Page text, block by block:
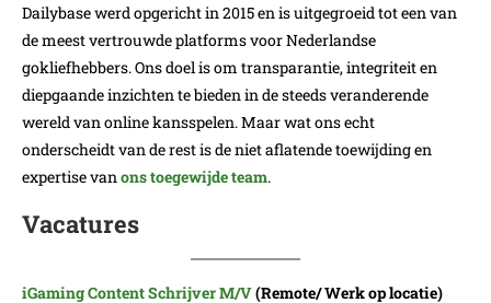
Dailybase werd opgericht in 2015 en is uitgegroeid tot een van
de meest vertrouwde platforms voor Nederlandse
gokliefhebbers. Ons doel is om transparantie, integriteit en
diepgaande inzichten te bieden in de steeds veranderende
wereld van online kansspelen. Maar wat ons echt
onderscheidt van de rest is de niet aflatende toewijding en
expertise vanons toegewijde team.
Vacatures
iGaming Content Schrijver M/V(Remote/ Werk op locatie)